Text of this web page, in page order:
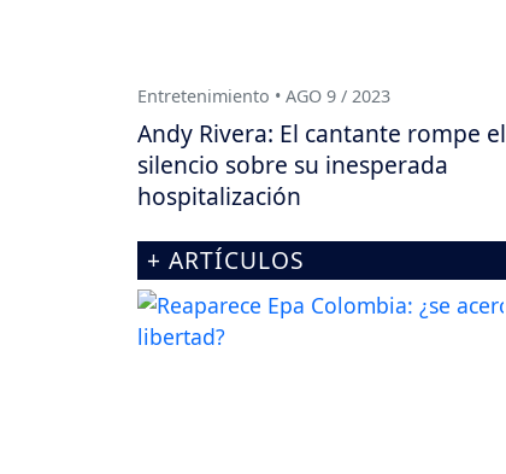
Entretenimiento • AGO 9 / 2023
Andy Rivera: El cantante rompe el
silencio sobre su inesperada
hospitalización
+ ARTÍCULOS